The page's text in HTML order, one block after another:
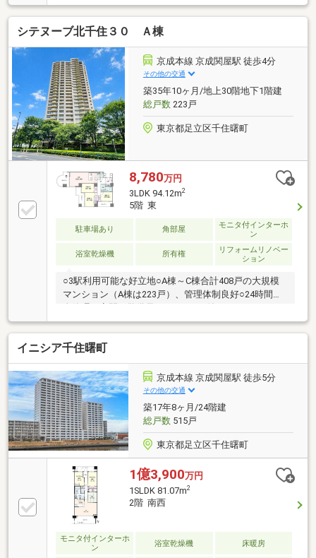
プレス「北千住」駅まで徒歩11分●モニター付オート
ロック●宅配ボックス●ペット飼育可（細則有）●14.88
㎡の専用庭・11.16㎡のテラス付（無償）●0.5㎡のトラ
ンクルーム付（専有部分、無償）●1418サイズのバス
ルーム（浴室乾燥機付）●ウォークインクローゼット
付●リビング床暖房●玄関周りのプライバシーを確保し
やすい玄関ポーチ・ガーデンポーチ※自転車置場利用
料：月額200円（空あり/令和8年6月現在）
シテヌーブ北千住３０ Ａ棟
京成本線 京成関屋駅 徒歩4分
その他の交通
築35年10ヶ月/地上30階地下1階建
総戸数223戸
東京都足立区千住曙町
8,780万円
3LDK 94.12m2
5階 東
駐車場あり 角部屋
モニタ付インターホ
ン
浴室乾燥機 所有権
リフォームリノベー
ション
○3駅利用可能な好立地○A棟～C棟合計408戸の大規模
マンション（A棟は223戸）、管理体制良好○24時間有
ット飼育可（細則有）○ホテルライクな内廊下設計○5
階部分／角部屋につき通風良好○バルコニーは３か所
合計30.26㎡【リノベーション内容】■システムキッチ
ン、ユニットバス(浴室換気乾燥暖房機付)、トイレ(温
水洗浄便座付)、洗面化粧台交換 ■全室フローリン
グ、クロス張替■建具、照明器具、給湯器(追焚機能
付)、下駄箱交換■防水パン設置■ハウスクリーニング
（2026年7月完成済み）
イニシア千住曙町
京成本線 京成関屋駅 徒歩5分
その他の交通
築17年8ヶ月/24階建
総戸数515戸
東京都足立区千住曙町
1億3,900万円
1SLDK 81.07m2
2階 南西
モニタ付インターホ
ン
浴室乾燥機 床暖房